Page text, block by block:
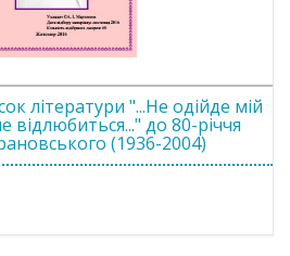
літератури "...Не одійде мій
відлюбиться..." до 80-річчя
(1936-2004)